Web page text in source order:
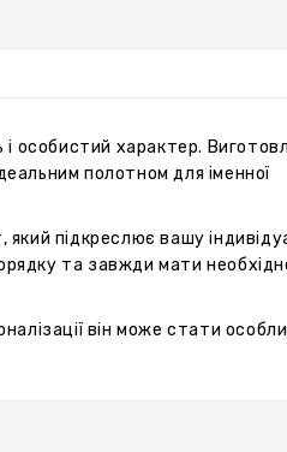
особистий характер.
полотном для іменної
підкреслює вашу
та завжди мати
він може стати